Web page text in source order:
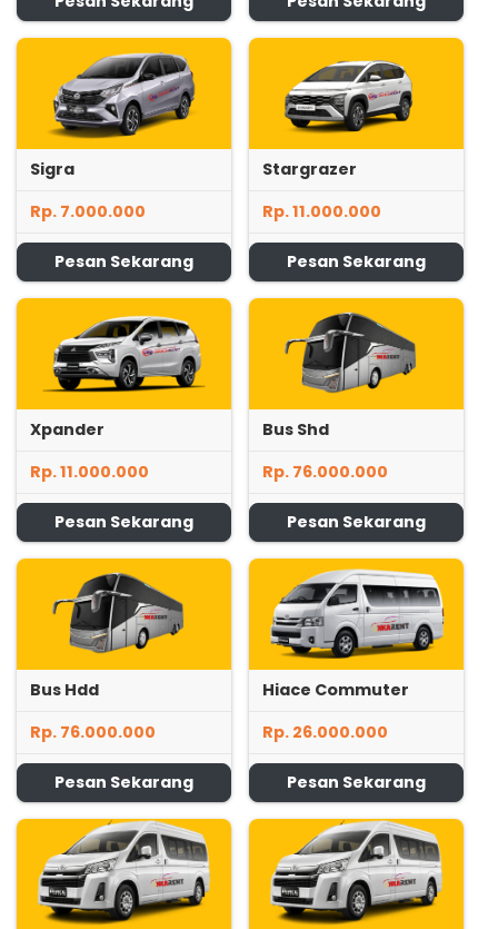
Sigra
Rp. 7.000.000
Pesan Sekarang
Stargrazer
Rp. 11.000.000
Pesan Sekarang
Xpander
Rp. 11.000.000
Pesan Sekarang
Bus Shd
Rp. 76.000.000
Pesan Sekarang
Bus Hdd
Rp. 76.000.000
Pesan Sekarang
Hiace Commuter
Rp. 26.000.000
Pesan Sekarang